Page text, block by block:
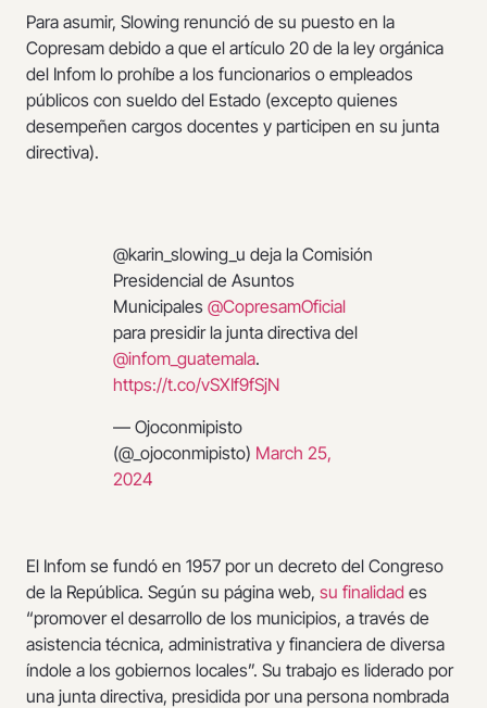
Para asumir, Slowing renunció de su puesto en la
Copresam debido a que el artículo 20 de la ley orgánica
del Infom lo prohíbe a los funcionarios o empleados
públicos con sueldo del Estado (excepto quienes
desempeñen cargos docentes y participen en su junta
directiva).
@karin_slowing_u deja la Comisión
Presidencial de Asuntos
Municipales @CopresamOficial
para presidir la junta directiva del
@infom_guatemala.
https://t.co/vSXIf9fSjN
— Ojoconmipisto
(@_ojoconmipisto) March 25,
2024
El Infom se fundó en 1957 por un decreto del Congreso
de la República. Según su página web, su finalidad es
“promover el desarrollo de los municipios, a través de
asistencia técnica, administrativa y financiera de diversa
índole a los gobiernos locales”. Su trabajo es liderado por
una junta directiva, presidida por una persona nombrada